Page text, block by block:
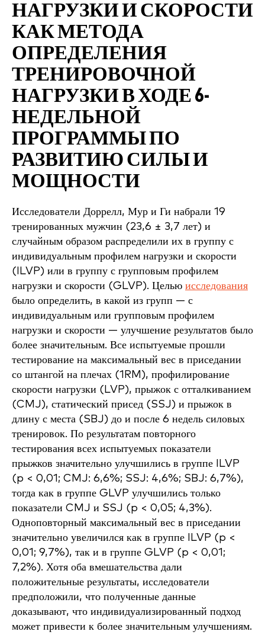
НАГРУЗКИ И СКОРОСТИ
КАК МЕТОДА
ОПРЕДЕЛЕНИЯ
ТРЕНИРОВОЧНОЙ
НАГРУЗКИ В ХОДЕ 6-
НЕДЕЛЬНОЙ
ПРОГРАММЫ ПО
РАЗВИТИЮ СИЛЫ И
МОЩНОСТИ
Исследователи Доррелл, Мур и Ги набрали 19
тренированных мужчин (23,6 ± 3,7 лет) и
случайным образом распределили их в группу с
индивидуальным профилем нагрузки и скорости
(ILVP) или в группу с групповым профилем
нагрузки и скорости (GLVP). Целью исследования
было определить, в какой из групп — с
индивидуальным или групповым профилем
нагрузки и скорости — улучшение результатов было
более значительным. Все испытуемые прошли
тестирование на максимальный вес в приседании
со штангой на плечах (1RM), профилирование
скорости нагрузки (LVP), прыжок с отталкиванием
(CMJ), статический присед (SSJ) и прыжок в
длину с места (SBJ) до и после 6 недель силовых
тренировок. По результатам повторного
тестирования всех испытуемых показатели
прыжков значительно улучшились в группе ILVP
(p < 0,01; CMJ: 6,6%; SSJ: 4,6%; SBJ: 6,7%),
тогда как в группе GLVP улучшились только
показатели CMJ и SSJ (p < 0,05; 4,3%).
Одноповторный максимальный вес в приседании
значительно увеличился как в группе ILVP (p <
0,01; 9,7%), так и в группе GLVP (p < 0,01;
7,2%). Хотя оба вмешательства дали
положительные результаты, исследователи
предположили, что полученные данные
доказывают, что индивидуализированный подход
может привести к более значительным улучшениям.